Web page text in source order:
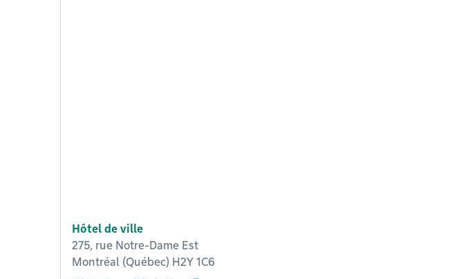
Hôtel de ville
275, rue Notre-Dame Est
Montréal (Québec) H2Y 1C6